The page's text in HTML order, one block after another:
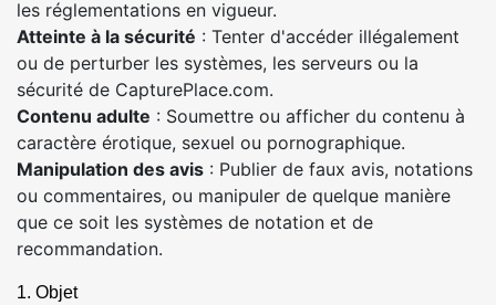
les réglementations en vigueur.
Atteinte à la sécurité : Tenter d'accéder illégalement
ou de perturber les systèmes, les serveurs ou la
sécurité de CapturePlace.com.
Contenu adulte : Soumettre ou afficher du contenu à
caractère érotique, sexuel ou pornographique.
Manipulation des avis : Publier de faux avis, notations
ou commentaires, ou manipuler de quelque manière
que ce soit les systèmes de notation et de
recommandation.
1. Objet